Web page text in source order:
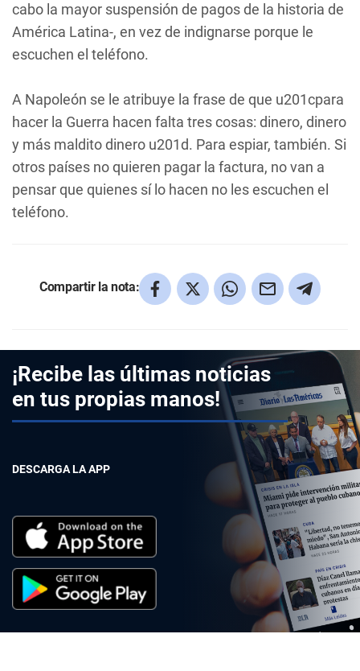
cabo la mayor suspensión de pagos de la historia de
América Latina-, en vez de indignarse porque le
escuchen el teléfono.
A Napoleón se le atribuye la frase de que u201cpara
hacer la Guerra hacen falta tres cosas: dinero, dinero
y más maldito dinero u201d. Para espiar, también. Si
otros países no quieren pagar la factura, no van a
pensar que quienes sí lo hacen no les escuchen el
teléfono.
Compartir la nota:
¡Recibe las últimas noticias
en tus propias manos!
DESCARGA LA APP